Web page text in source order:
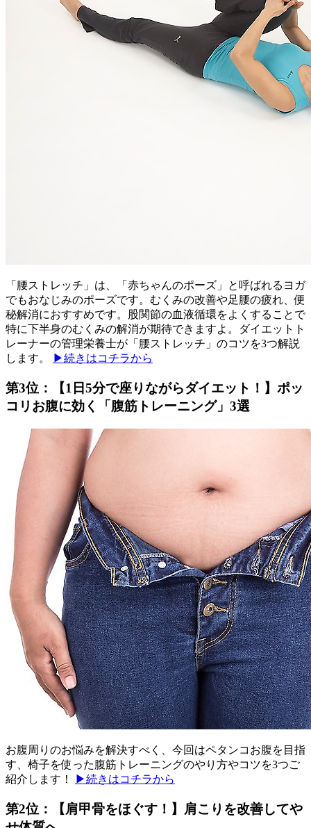
「腰ストレッチ」は、「赤ちゃんのポーズ」と呼ばれるヨガ
でもおなじみのポーズです。むくみの改善や足腰の疲れ、便
秘解消におすすめです。股関節の血液循環をよくすることで
特に下半身のむくみの解消が期待できますよ。ダイエットト
レーナーの管理栄養士が「腰ストレッチ」のコツを3つ解説
します。
▶続きはコチラから
第3位：【1日5分で座りながらダイエット！】ポッ
コリお腹に効く「腹筋トレーニング」3選
お腹周りのお悩みを解決すべく、今回はペタンコお腹を目指
す、椅子を使った腹筋トレーニングのやり方やコツを3つご
紹介します！
▶続きはコチラから
第2位：【肩甲骨をほぐす！】肩こりを改善してや